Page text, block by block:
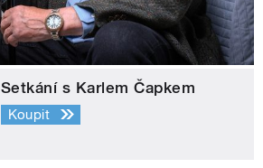
Setkání s Karlem Čapkem
Koupit